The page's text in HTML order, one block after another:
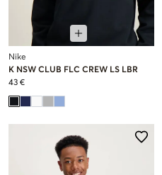
Nike
K NSW CLUB FLC CREW LS LBR
43 €